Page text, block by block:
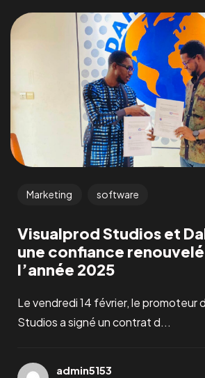
Marketing software
Visualprod Studios et
une confiance
l’année 2025
Le vendredi 14 février, le promoteur
Studios a signé un contrat d...
admin5153